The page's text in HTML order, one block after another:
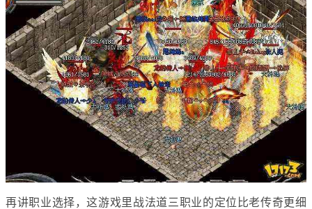
再讲职业选择，这游戏里战法道三职业的定位比老传奇更细